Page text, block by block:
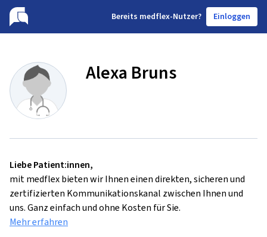
Bereits medflex-Nutzer? Einloggen
Alexa Bruns
Liebe Patient:innen,
mit medflex bieten wir Ihnen einen direkten, sicheren und
zertifizierten Kommunikationskanal zwischen Ihnen und
uns. Ganz einfach und ohne Kosten für Sie.
Mehr erfahren